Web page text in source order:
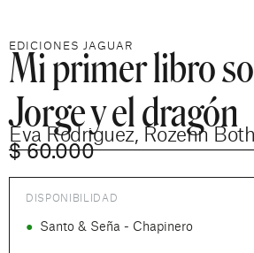
EDICIONES JAGUAR
Mi primer libro
Jorge y el dragón
Eva Rodriguez, Rozenn
$60.000
DISPONIBILIDAD
● Santo & Seña - Chapinero